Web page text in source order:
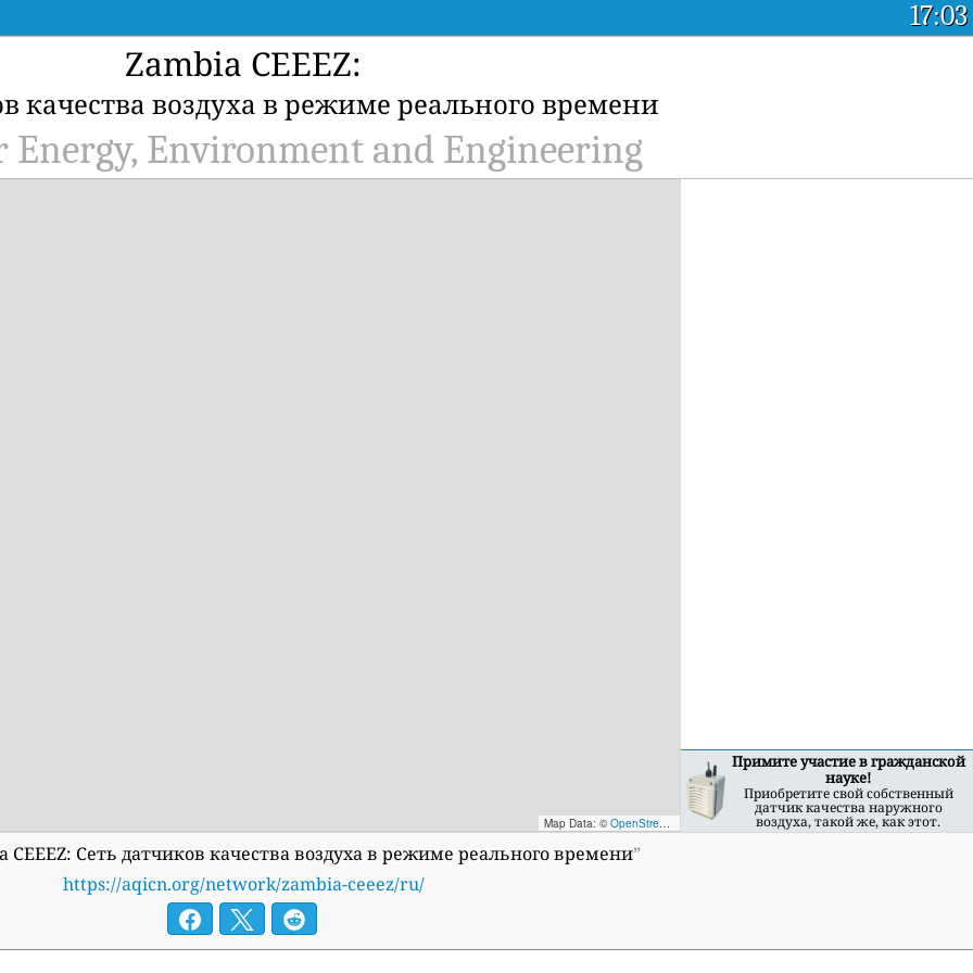
17:03
Zambia CEEEZ:
качества воздуха в режиме реального времени
Energy, Environment and Engineering
Map Data: © OpenStreetMap contributors ; Map render ©Tracestrack
Примите участие в гражданской
науке!
Приобретите свой собственный
датчик качества наружного
воздуха, такой же, как этот.
CEEEZ: Сеть датчиков качества воздуха в режиме реального времени”
https://aqicn.org/network/zambia-ceeez/ru/